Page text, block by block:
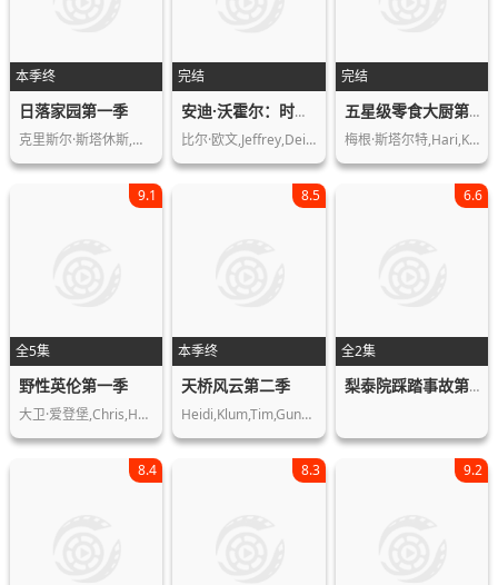
本季终
日落家园第一季
克里斯尔·斯塔休斯,布雷特·奥本海姆…
完结
安迪·沃霍尔：时代日记第一季
比尔·欧文,Jeffrey,Deitch,Jes…
完结
五星级零食大厨第一季
梅根·斯塔尔特,Hari,Kondabolu
全5集
9.1
野性英伦第一季
大卫·爱登堡,Chris,Howard,Doug…
本季终
8.5
天桥风云第二季
Heidi,Klum,Tim,Gunn,Michael,Kors,Nin…
全2集
6.6
梨泰院踩踏事故第一季
8.4 8.3 9.2